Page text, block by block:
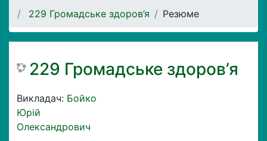
229 Громадське здоров’я
Резюме
229 Громадське здоров’я
Викладач: Бойко
Юрій
Олександрович